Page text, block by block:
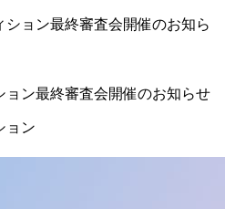
ョン最終審査会開催のお知らせ
ョン